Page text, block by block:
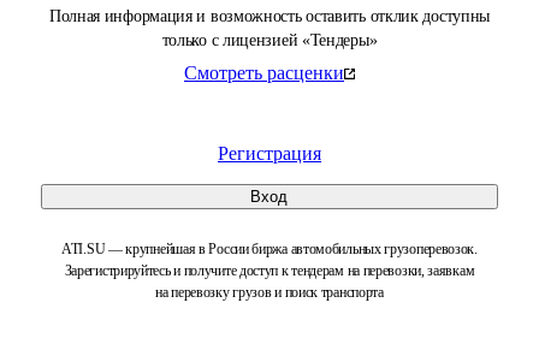
Полная информация и возможность оставить отклик доступны
только с лицензией «Тендеры»
Смотреть расценки
Регистрация
Вход
ATI.SU — крупнейшая в России биржа автомобильных грузоперевозок.
Зарегистрируйтесь и получите доступ к тендерам на перевозки, заявкам
на перевозку грузов и поиск транспорта